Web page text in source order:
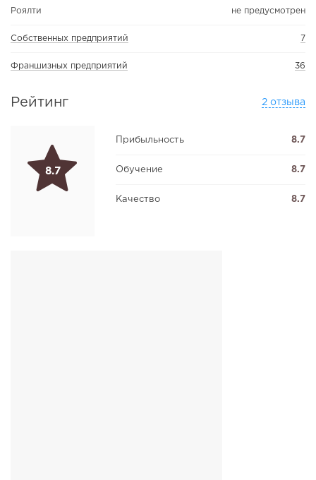
Роялти не предусмотрен
Собственных предприятий 7
Франшизных предприятий 36
Рейтинг 2 отзыва
8.7
Прибыльность 8.7
Обучение 8.7
Качество 8.7